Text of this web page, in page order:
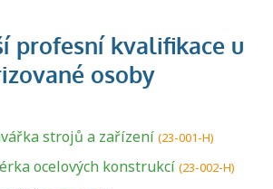
strojů a zařízení (23-001-H)
ocelových konstrukcí (23-002-H)